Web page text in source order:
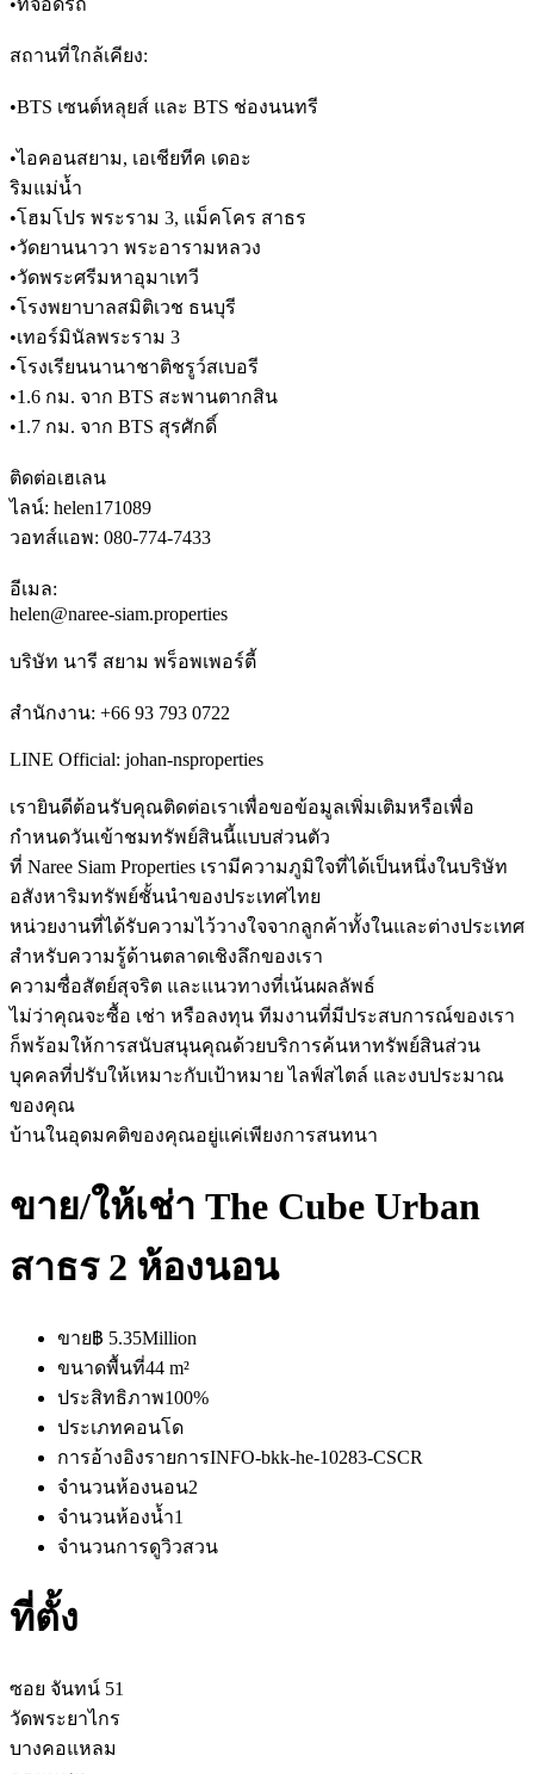
สถานที่ใกล้เคียง:
•BTS เซนต์หลุยส์ และ BTS ช่องนนทรี
•ไอคอนสยาม, เอเชียทีค เดอะ
ริมแม่น้ำ
•โฮมโปร พระราม 3, แม็คโคร สาธร
•วัดยานนาวา พระอารามหลวง
•วัดพระศรีมหาอุมาเทวี
•โรงพยาบาลสมิติเวช ธนบุรี
•เทอร์มินัลพระราม 3
•โรงเรียนนานาชาติชรูว์สเบอรี
•1.6 กม. จาก BTS สะพานตากสิน
•1.7 กม. จาก BTS สุรศักดิ์
ติดต่อเฮเลน
ไลน์: helen171089
วอทส์แอพ: 080-774-7433
อีเมล:
helen@naree-siam.properties
บริษัท นารี สยาม พร็อพเพอร์ตี้
สำนักงาน: +66 93 793 0722
LINE Official: johan-nsproperties
เรายินดีต้อนรับคุณติดต่อเราเพื่อขอข้อมูลเพิ่มเติมหรือเพื่อ
กำหนดวันเข้าชมทรัพย์สินนี้แบบส่วนตัว
ที่ Naree Siam Properties เรามีความภูมิใจที่ได้เป็นหนึ่งในบริษัท
อสังหาริมทรัพย์ชั้นนำของประเทศไทย
หน่วยงานที่ได้รับความไว้วางใจจากลูกค้าทั้งในและต่างประเทศ
สำหรับความรู้ด้านตลาดเชิงลึกของเรา
ความซื่อสัตย์สุจริต และแนวทางที่เน้นผลลัพธ์
ไม่ว่าคุณจะซื้อ เช่า หรือลงทุน ทีมงานที่มีประสบการณ์ของเรา
ก็พร้อมให้การสนับสนุนคุณด้วยบริการค้นหาทรัพย์สินส่วน
บุคคลที่ปรับให้เหมาะกับเป้าหมาย ไลฟ์สไตล์ และงบประมาณ
ของคุณ
บ้านในอุดมคติของคุณอยู่แค่เพียงการสนทนา
ขาย/ให้เช่า The Cube Urban
สาธร 2 ห้องนอน
ขาย฿ 5.35Million
ขนาดพื้นที่44 m²
ประสิทธิภาพ100%
ประเภทคอนโด
การอ้างอิงรายการINFO-bkk-he-10283-CSCR
จำนวนห้องนอน2
จำนวนห้องน้ำ1
จำนวนการดูวิวสวน
ที่ตั้ง
ซอย จันทน์ 51
วัดพระยาไกร
บางคอแหลม